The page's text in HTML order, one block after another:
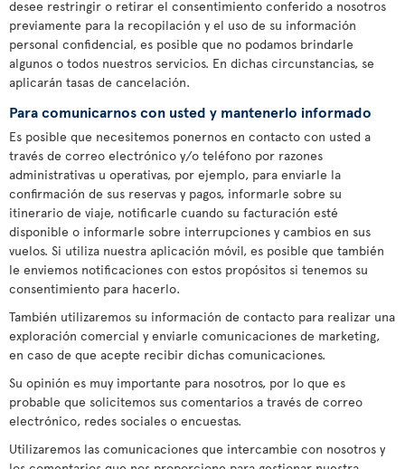
desee restringir o retirar el consentimiento conferido a nosotros
previamente para la recopilación y el uso de su información
personal confidencial, es posible que no podamos brindarle
algunos o todos nuestros servicios. En dichas circunstancias, se
aplicarán tasas de cancelación.
Para comunicarnos con usted y mantenerlo informado
Es posible que necesitemos ponernos en contacto con usted a
través de correo electrónico y/o teléfono por razones
administrativas u operativas, por ejemplo, para enviarle la
confirmación de sus reservas y pagos, informarle sobre su
itinerario de viaje, notificarle cuando su facturación esté
disponible o informarle sobre interrupciones y cambios en sus
vuelos. Si utiliza nuestra aplicación móvil, es posible que también
le enviemos notificaciones con estos propósitos si tenemos su
consentimiento para hacerlo.
También utilizaremos su información de contacto para realizar una
exploración comercial y enviarle comunicaciones de marketing,
en caso de que acepte recibir dichas comunicaciones.
Su opinión es muy importante para nosotros, por lo que es
probable que solicitemos sus comentarios a través de correo
electrónico, redes sociales o encuestas.
Utilizaremos las comunicaciones que intercambie con nosotros y